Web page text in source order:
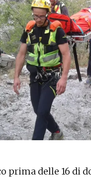
prima delle 16 di